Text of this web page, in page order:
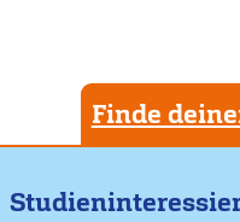
Finde